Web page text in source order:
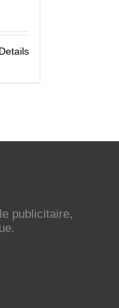
Details
publicitaire,